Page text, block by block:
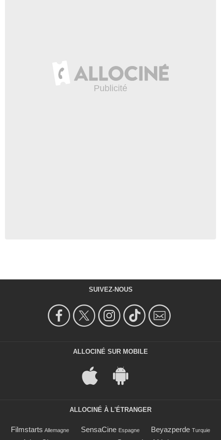
SUIVEZ-NOUS
ALLOCINÉ SUR MOBILE
ALLOCINÉ À L'ÉTRANGER
Filmstarts Allemagne SensaCine Espagne Beyazperde Turquie